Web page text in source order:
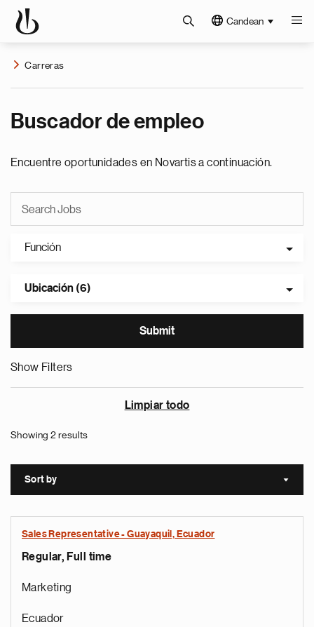
Candean
Carreras
Buscador de empleo
Encuentre oportunidades en Novartis a continuación.
Función
Ubicación (6)
Show Filters
Limpiar todo
Showing 2 results
Sort by Sort
Sales Representative - Guayaquil, Ecuador
Regular, Full time
Marketing
Ecuador